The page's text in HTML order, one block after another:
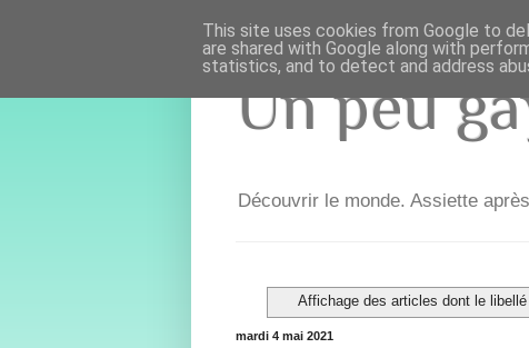
Un peu
Découvrir le monde. Assiette
Affichage des articles dont le
mardi 4 mai 2021
This site uses cookies from Google to
are shared with Google along with
statistics, and to detect and address